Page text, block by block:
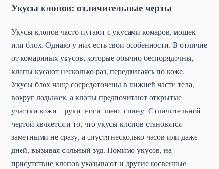
Укусы клопов: отличительные черты
Укусы клопов часто путают с укусами комаров, мошек
или блох. Однако у них есть свои особенности. В отличие
от комариных укусов, которые обычно беспорядочны,
клопы кусают несколько раз, передвигаясь по коже.
Укусы блох чаще сосредоточены в нижней части тела,
вокруг лодыжек, а клопы предпочитают открытые
участки кожи – руки, ноги, шею, спину. Отличительной
чертой является и то, что укусы клопов становятся
заметными не сразу, а спустя несколько часов или даже
дней, вызывая сильный зуд. Помимо укусов, на
присутствие клопов указывают и другие косвенные